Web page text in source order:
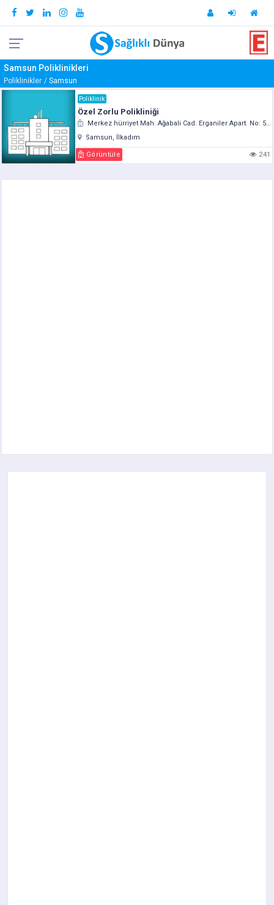
Samsun Poliklinikleri
Poliklinikler Samsun
Poliklinik
Özel Zorlu Polikliniği
Merkez hürriyet Mah. Ağabali Cad. Erganiler Apart. No: 51 Kat: 2
Samsun, İlkadım
Görüntüle 241